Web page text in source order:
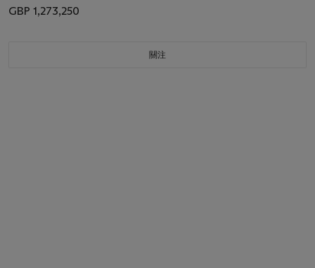
GBP 1,273,250
關注